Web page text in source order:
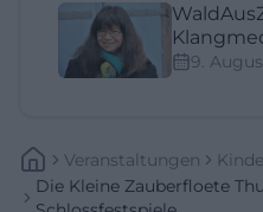
9.
Veranstaltungen
Die Kleine Zauberfloete